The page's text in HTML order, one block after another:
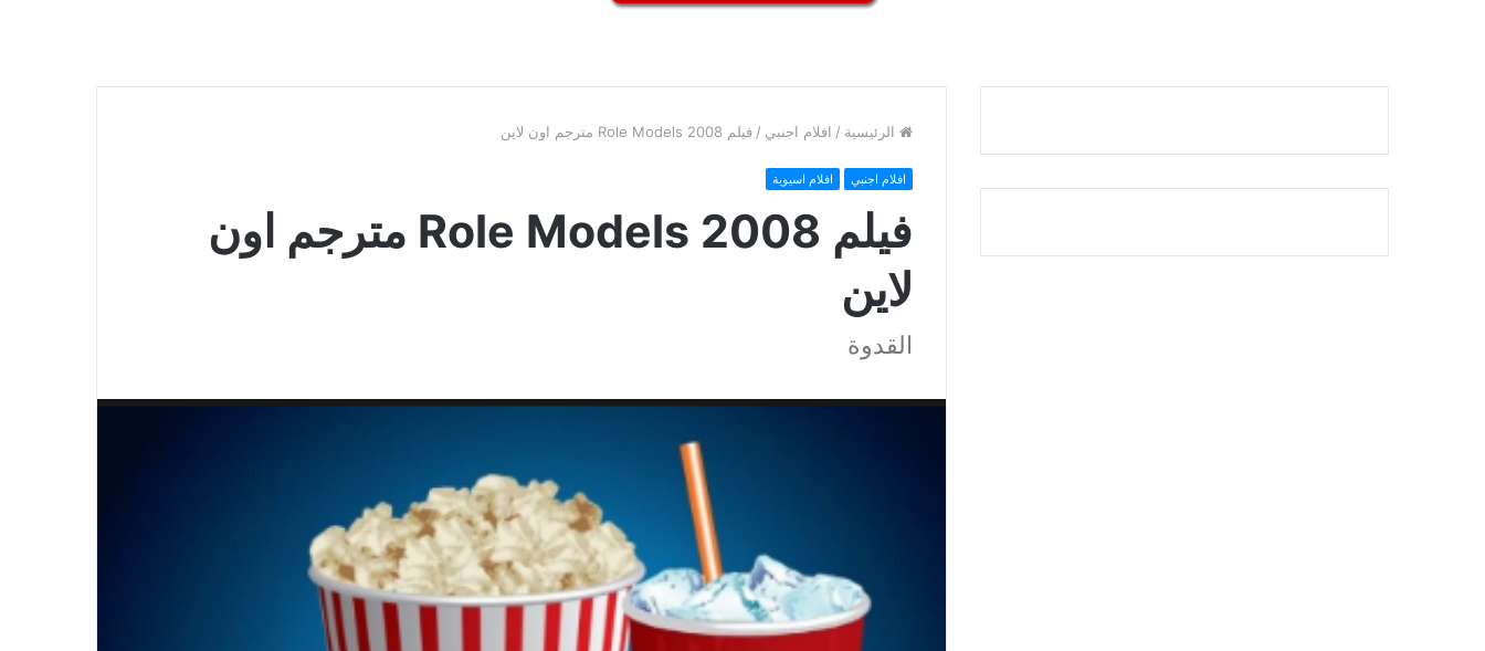
الرئيسية / افلام اجنبي / فيلم Role Models 2008 مترجم اون لاين
افلام اجنبي افلام اسيوية
فيلم Role Models 2008 مترجم اون
لاين
القدوة